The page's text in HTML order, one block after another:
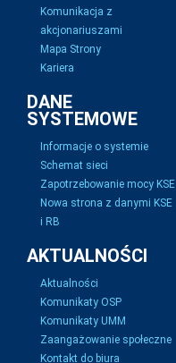
Komunikacja z
akcjonariuszami
Mapa Strony
Kariera
DANE
SYSTEMOWE
Informacje o systemie
Schemat sieci
Zapotrzebowanie mocy KSE
Nowa strona z danymi KSE
i RB
AKTUALNOŚCI
Aktualności
Komunikaty OSP
Komunikaty UMM
Zaangażowanie społeczne
Kontakt do biura